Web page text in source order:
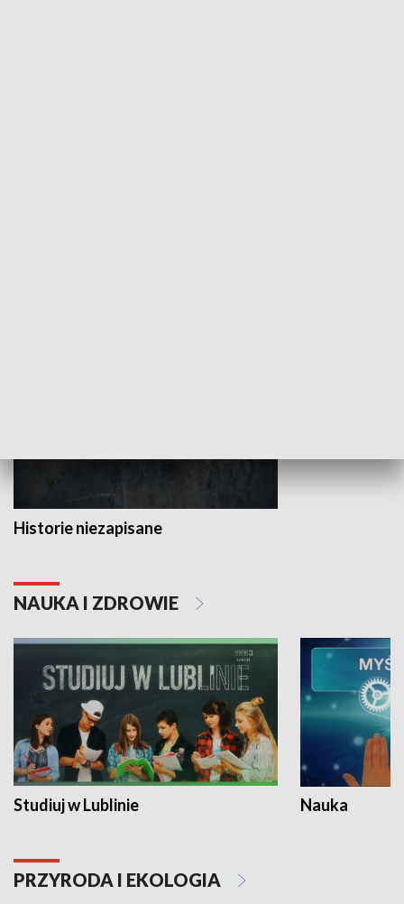
Historie niezapisane
NAUKA I ZDROWIE
Studiuj w Lublinie Nauka
PRZYRODA I EKOLOGIA